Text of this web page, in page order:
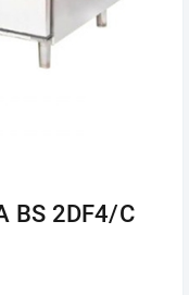
BS 2DF4/C